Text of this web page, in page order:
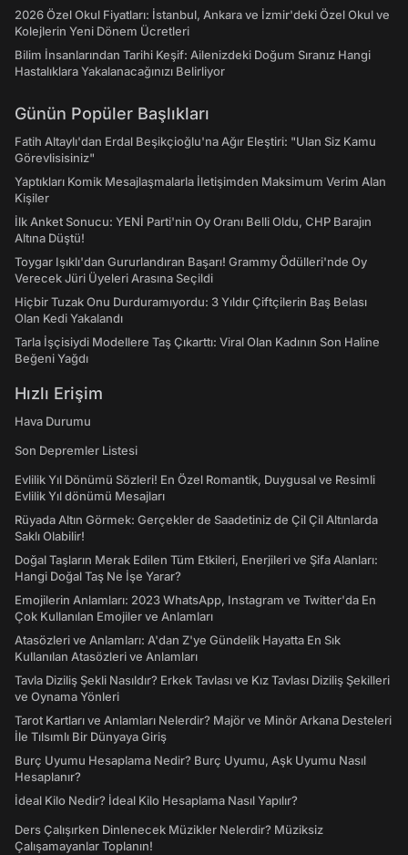
2026 Özel Okul Fiyatları: İstanbul, Ankara ve İzmir'deki Özel Okul ve
Kolejlerin Yeni Dönem Ücretleri
Bilim İnsanlarından Tarihi Keşif: Ailenizdeki Doğum Sıranız Hangi
Hastalıklara Yakalanacağınızı Belirliyor
Günün Popüler Başlıkları
Fatih Altaylı'dan Erdal Beşikçioğlu'na Ağır Eleştiri: "Ulan Siz Kamu
Görevlisisiniz"
Yaptıkları Komik Mesajlaşmalarla İletişimden Maksimum Verim Alan
Kişiler
İlk Anket Sonucu: YENİ Parti'nin Oy Oranı Belli Oldu, CHP Barajın
Altına Düştü!
Toygar Işıklı'dan Gururlandıran Başarı! Grammy Ödülleri'nde Oy
Verecek Jüri Üyeleri Arasına Seçildi
Hiçbir Tuzak Onu Durduramıyordu: 3 Yıldır Çiftçilerin Baş Belası
Olan Kedi Yakalandı
Tarla İşçisiydi Modellere Taş Çıkarttı: Viral Olan Kadının Son Haline
Beğeni Yağdı
Hızlı Erişim
Hava Durumu
Son Depremler Listesi
Evlilik Yıl Dönümü Sözleri! En Özel Romantik, Duygusal ve Resimli
Evlilik Yıl dönümü Mesajları
Rüyada Altın Görmek: Gerçekler de Saadetiniz de Çil Çil Altınlarda
Saklı Olabilir!
Doğal Taşların Merak Edilen Tüm Etkileri, Enerjileri ve Şifa Alanları:
Hangi Doğal Taş Ne İşe Yarar?
Emojilerin Anlamları: 2023 WhatsApp, Instagram ve Twitter'da En
Çok Kullanılan Emojiler ve Anlamları
Atasözleri ve Anlamları: A'dan Z'ye Gündelik Hayatta En Sık
Kullanılan Atasözleri ve Anlamları
Tavla Diziliş Şekli Nasıldır? Erkek Tavlası ve Kız Tavlası Diziliş Şekilleri
ve Oynama Yönleri
Tarot Kartları ve Anlamları Nelerdir? Majör ve Minör Arkana Desteleri
İle Tılsımlı Bir Dünyaya Giriş
Burç Uyumu Hesaplama Nedir? Burç Uyumu, Aşk Uyumu Nasıl
Hesaplanır?
İdeal Kilo Nedir? İdeal Kilo Hesaplama Nasıl Yapılır?
Ders Çalışırken Dinlenecek Müzikler Nelerdir? Müziksiz
Çalışamayanlar Toplanın!